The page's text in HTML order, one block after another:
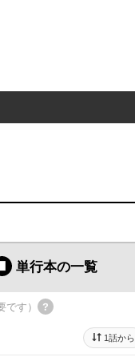
単行本の一覧
す）
1話から